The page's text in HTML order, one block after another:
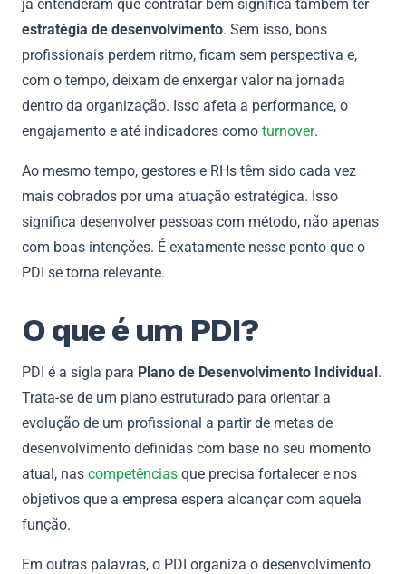
já entenderam que contratar bem significa também ter
estratégia de desenvolvimento. Sem isso, bons
profissionais perdem ritmo, ficam sem perspectiva e,
com o tempo, deixam de enxergar valor na jornada
dentro da organização. Isso afeta a performance, o
engajamento e até indicadores como turnover.
Ao mesmo tempo, gestores e RHs têm sido cada vez
mais cobrados por uma atuação estratégica. Isso
significa desenvolver pessoas com método, não apenas
com boas intenções. É exatamente nesse ponto que o
PDI se torna relevante.
O que é um PDI?
PDI é a sigla para Plano de Desenvolvimento Individual.
Trata-se de um plano estruturado para orientar a
evolução de um profissional a partir de metas de
desenvolvimento definidas com base no seu momento
atual, nas competências que precisa fortalecer e nos
objetivos que a empresa espera alcançar com aquela
função.
Em outras palavras, o PDI organiza o desenvolvimento